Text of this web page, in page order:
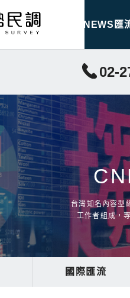
CNEWS匯
02-
台灣知名內容型
工作者組成，
國際匯流